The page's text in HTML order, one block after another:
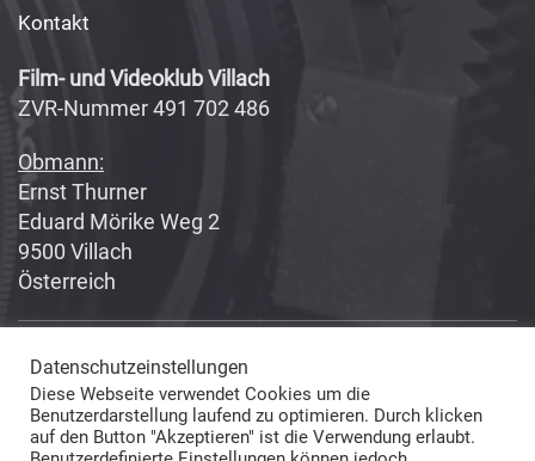
Kontakt
Film- und Videoklub Villach
ZVR-Nummer 491 702 486
Obmann:
Ernst Thurner
Eduard Mörike Weg 2
9500 Villach
Österreich
Copyright 2017-2018Fabian Geissler (Webseitendesign)
und Film- und Videoklub Villach (Inhalte) © All Rights Reserved
Datenschutzeinstellungen
Diese Webseite verwendet Cookies um die
Benutzerdarstellung laufend zu optimieren. Durch klicken
auf den Button "Akzeptieren" ist die Verwendung erlaubt.